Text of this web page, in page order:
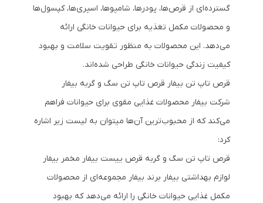
گسترده‌ای از قرص‌ها، پودرها، شامپوها، اسپری‌ها، کپسول‌ها
و محصولات مکمل تغذیه برای حیوانات خانگی ارائه
می‌دهد. این محصولات به منظور تقویت سلامت و بهبود
کیفیت زندگی حیوانات خانگی طراحی شده‌اند.
قرص تاپ تن بیفار قرص تاپ تن سگ و گربه بیفار
شرکت بیفار محصولات غذایی مقوی برای حیوانات فراهم
می‌کند که از محبوب‌ترین آن‌ها میتوان به لیست زیر اشاره
کرد:
قرص تاپ تن سگ و گربه قرص ییست بیفار مخمر بیفار
لوازم بهداشتی بیفار برند بیفار مجموعه‌ای از محصولات
مکمل غذایی حیوانات خانگی را ارائه می‌دهد که بهبود